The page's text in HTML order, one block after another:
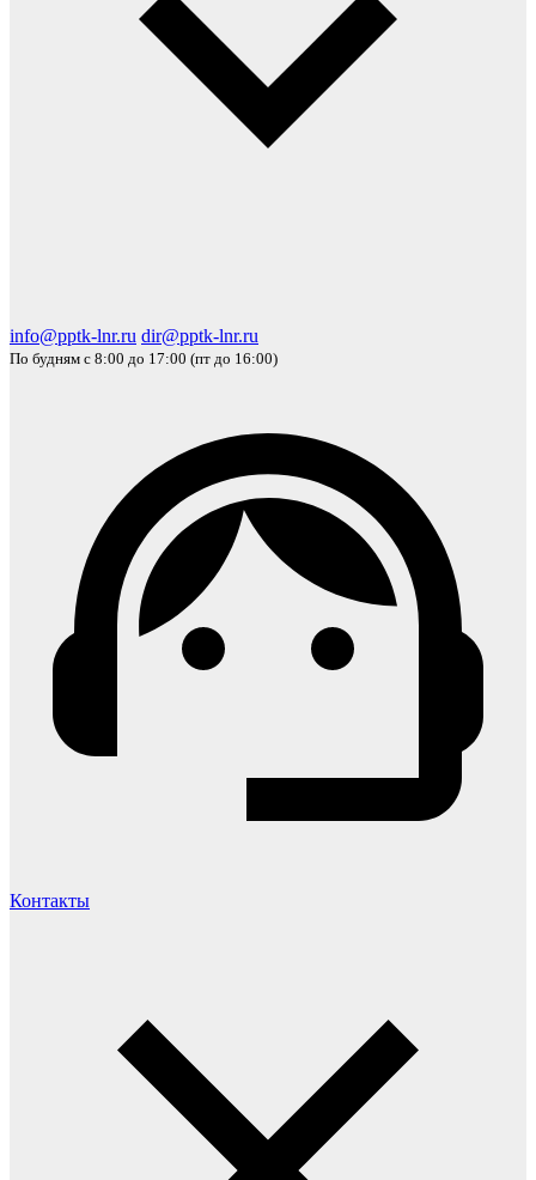
info@pptk-lnr.ru dir@pptk-lnr.ru
По будням с 8:00 до 17:00 (пт до 16:00)
Контакты